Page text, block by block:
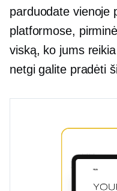
parduodate vienoje
platformose,
viską, ko jums
netgi galite pradėti